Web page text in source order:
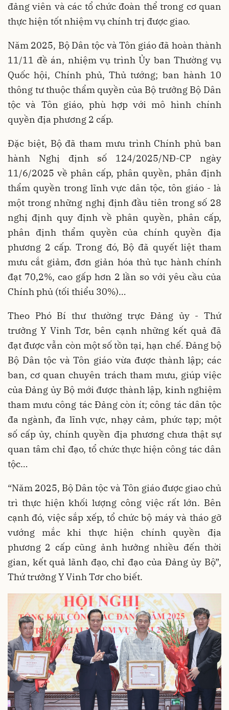
đảng viên và các tổ chức đoàn thể trong cơ quan
thực hiện tốt nhiệm vụ chính trị được giao.
Năm 2025, Bộ Dân tộc và Tôn giáo đã hoàn thành
11/11 đề án, nhiệm vụ trình Ủy ban Thường vụ
Quốc hội, Chính phủ, Thủ tướng; ban hành 10
thông tư thuộc thẩm quyền của Bộ trưởng Bộ Dân
tộc và Tôn giáo, phù hợp với mô hình chính
quyền địa phương 2 cấp.
Đặc biệt, Bộ đã tham mưu trình Chính phủ ban
hành Nghị định số 124/2025/NĐ-CP ngày
11/6/2025 về phân cấp, phân quyền, phân định
thẩm quyền trong lĩnh vực dân tộc, tôn giáo - là
một trong những nghị định đầu tiên trong số 28
nghị định quy định về phân quyền, phân cấp,
phân định thẩm quyền của chính quyền địa
phương 2 cấp. Trong đó, Bộ đã quyết liệt tham
mưu cắt giảm, đơn giản hóa thủ tục hành chính
đạt 70,2%, cao gấp hơn 2 lần so với yêu cầu của
Chính phủ (tối thiểu 30%)…
Theo Phó Bí thư thường trực Đảng ủy - Thứ
trưởng Y Vinh Tơr, bên cạnh những kết quả đã
đạt được vẫn còn một số tồn tại, hạn chế. Đảng bộ
Bộ Dân tộc và Tôn giáo vừa được thành lập; các
ban, cơ quan chuyên trách tham mưu, giúp việc
của Đảng ủy Bộ mới được thành lập, kinh nghiệm
tham mưu công tác Đảng còn ít; công tác dân tộc
đa ngành, đa lĩnh vực, nhạy cảm, phức tạp; một
số cấp ủy, chính quyền địa phương chưa thật sự
quan tâm chỉ đạo, tổ chức thực hiện công tác dân
tộc…
“Năm 2025, Bộ Dân tộc và Tôn giáo được giao chủ
trì thực hiện khối lượng công việc rất lớn. Bên
cạnh đó, việc sắp xếp, tổ chức bộ máy và tháo gỡ
vướng mắc khi thực hiện chính quyền địa
phương 2 cấp cũng ảnh hưởng nhiều đến thời
gian, kết quả lãnh đạo, chỉ đạo của Đảng ủy Bộ”,
Thứ trưởng Y Vinh Tơr cho biết.